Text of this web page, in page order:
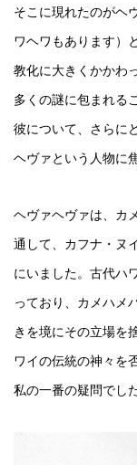
そこに現れたのがヘ
ワヘワもあります）
教化に大きくかかわ
多くの謎に包まれる
彼について、さらに
ヘヴァという人物に
ヘヴァヘヴァは、カ
通して、カフナ・ヌ
にいました。古代ハ
っており、カメハメ
きを境にその立場を
ワイの伝統の神々を
私の一番の疑問でした